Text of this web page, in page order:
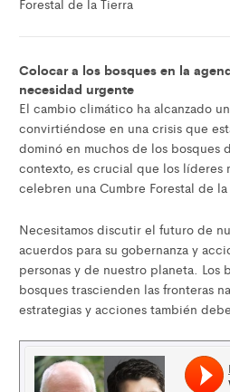
Colocar a los bosques en la
necesidad urgente
El cambio climático ha alcanzado
convirtiéndose en una crisis que
dominó en muchos de los bosques
contexto, es crucial que los líderes
celebren una Cumbre Forestal de la
Necesitamos discutir el futuro de
acuerdos para su gobernanza y
personas y de nuestro planeta. Los
bosques trascienden las fronteras
estrategias y acciones también